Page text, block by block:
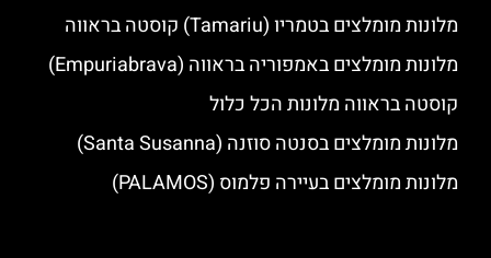
מלונות מומלצים בטמריו (Tamariu) קוסטה בראווה
מלונות מומלצים באמפוריה בראווה (Empuriabrava)
קוסטה בראווה מלונות הכל כלול
מלונות מומלצים בסנטה סוזנה (Santa Susanna)
מלונות מומלצים בעיירה פלמוס (PALAMOS)